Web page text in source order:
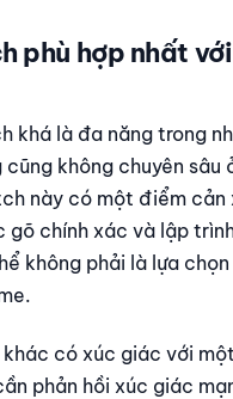
phù hợp nhất
khá là đa năng trong
không chuyên sâu
này có một điểm cản
gõ chính xác và lập
không phải là lựa
có xúc giác với
phản hồi xúc giác